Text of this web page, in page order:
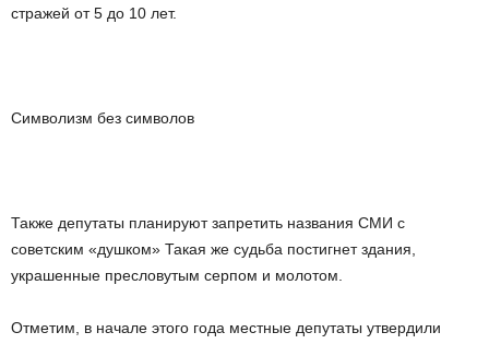
стражей от 5 до 10 лет.
Символизм без символов
Также депутаты планируют запретить названия СМИ с
советским «душком» Такая же судьба постигнет здания,
украшенные пресловутым серпом и молотом.
Отметим, в начале этого года местные депутаты утвердили